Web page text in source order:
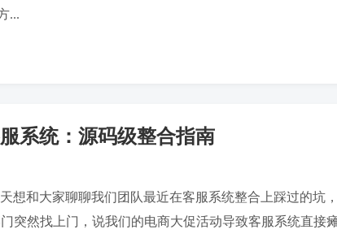
...
系统：源码级整合指南
想和大家聊聊我们团队最近在客服系统整合上踩过的坑
突然找上门，说我们的电商大促活动导致客服系统直